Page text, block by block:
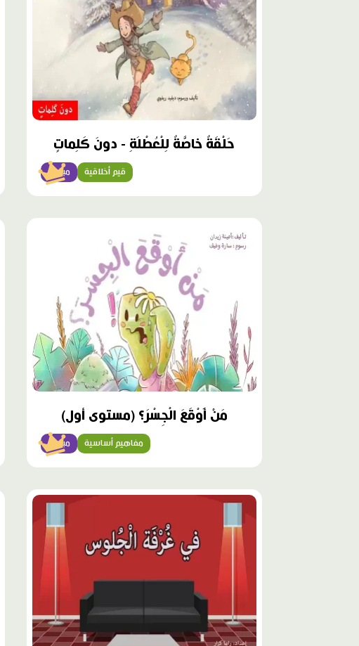
حَلْقَةٌ خاصَّةٌ لِلْعُطْلَةِ - دونَ كَلِماتٍ
مبتدئ قيم أخلاقية
مميّز
مَنْ أَوْقَعَ الْجِسْرَ؟ (مستوى أول)
مبتدئ مفاهيم أساسية
محتوى
مميّز